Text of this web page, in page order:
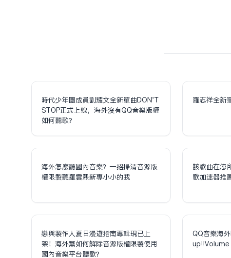
時代少年團成員劉耀文全新單曲DON'T
STOP正式上線，海外沒有QQ音樂版權
如何聽歌？
羅志祥全新
海外怎麼聽國內音樂？一招掃清音源版
權限制聽羅雲熙新專小小的我
該歌曲在您
歌加速器推
戀與製作人夏日漫遊指南專輯現已上
架！海外黨如何解除音源版權限制使用
國內音樂平台聽歌？
QQ音樂海
up!!Volume